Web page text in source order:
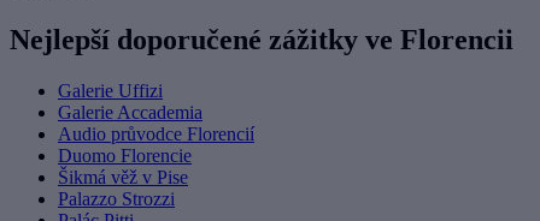
Nejlepší doporučené zážitky ve Florencii
Galerie Uffizi
Galerie Accademia
Audio průvodce Florencií
Duomo Florencie
Šikmá věž v Pise
Palazzo Strozzi